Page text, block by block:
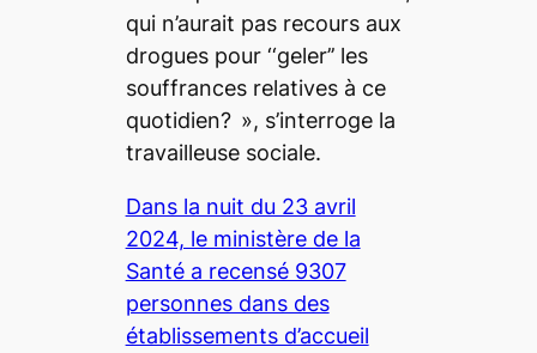
qui n’aurait pas recours aux
drogues pour ‘‘geler’’ les
souffrances relatives à ce
quotidien? », s’interroge la
travailleuse sociale.
Dans la nuit du 23 avril
2024, le ministère de la
Santé a recensé 9307
personnes dans des
établissements d’accueil